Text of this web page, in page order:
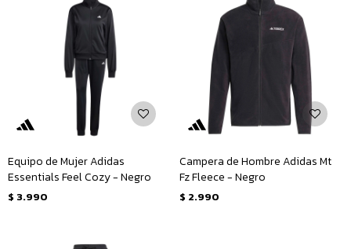
Equipo de Mujer Adidas
Essentials Feel Cozy - Negro
$ 3.990
Campera de Hombre Adidas Mt
Fz Fleece - Negro
$ 2.990